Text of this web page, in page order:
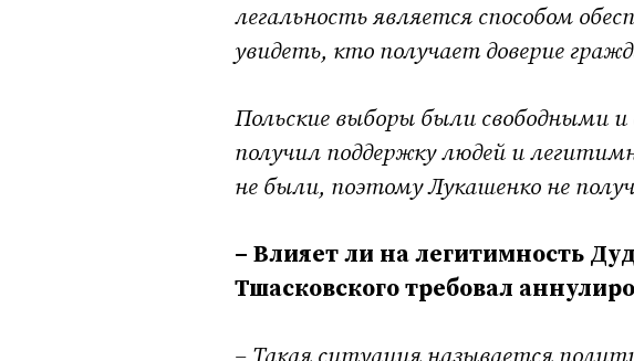
легальность является способом
увидеть, кто получает доверие
Польские выборы были свободными
получил поддержку людей и
не были, поэтому Лукашенко не
– Влияет ли на легитимность
Тшасковского требовал